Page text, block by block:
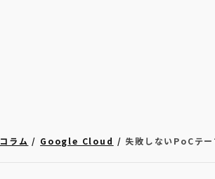
コラム Google Cloud 失敗しないPoCテ